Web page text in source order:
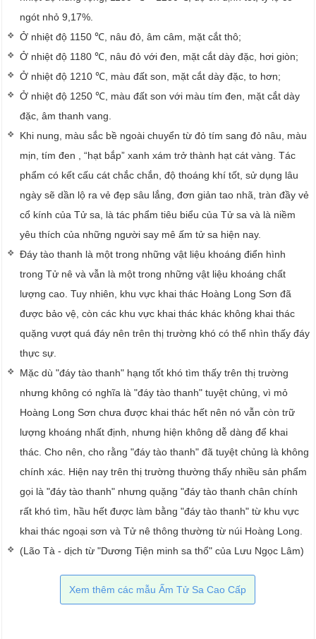
ngót nhỏ 9,17%.
Ở nhiệt độ 1150 ℃, nâu đỏ, âm câm, mặt cắt thô;
Ở nhiệt độ 1180 ℃, nâu đỏ với đen, mặt cắt dày đặc, hơi giòn;
Ở nhiệt độ 1210 ℃, màu đất son, mặt cắt dày đặc, to hơn;
Ở nhiệt độ 1250 ℃, màu đất son với màu tím đen, mặt cắt dày
đặc, âm thanh vang.
Khi nung, màu sắc bề ngoài chuyển từ đỏ tím sang đỏ nâu, màu
mịn, tím đen , “hạt bắp” xanh xám trở thành hạt cát vàng. Tác
phẩm có kết cấu cát chắc chắn, độ thoáng khí tốt, sử dụng lâu
ngày sẽ dần lộ ra vẻ đẹp sâu lắng, đơn giản tao nhã, tràn đầy vẻ
cổ kính của Tử sa, là tác phẩm tiêu biểu của Tử sa và là niềm
yêu thích của những người say mê ấm tử sa hiện nay.
Đáy tào thanh là một trong những vật liệu khoáng điển hình
trong Tử nê và vẫn là một trong những vật liệu khoáng chất
lượng cao. Tuy nhiên, khu vực khai thác Hoàng Long Sơn đã
được bảo vệ, còn các khu vực khai thác khác không khai thác
quặng vượt quá đáy nên trên thị trường khó có thể nhìn thấy đáy
thực sự.
Mặc dù "đáy tào thanh" hạng tốt khó tìm thấy trên thị trường
nhưng không có nghĩa là "đáy tào thanh" tuyệt chủng, vì mỏ
Hoàng Long Sơn chưa được khai thác hết nên nó vẫn còn trữ
lượng khoáng nhất định, nhưng hiện không dễ dàng để khai
thác. Cho nên, cho rằng "đáy tào thanh" đã tuyệt chủng là không
chính xác. Hiện nay trên thị trường thường thấy nhiều sản phẩm
gọi là "đáy tào thanh" nhưng quặng "đáy tào thanh chân chính
rất khó tìm, hầu hết được làm bằng "đáy tào thanh" từ khu vực
khai thác ngoại sơn và Tử nê thông thường từ núi Hoàng Long.
(Lão Tà - dịch từ "Dương Tiện minh sa thổ" của Lưu Ngọc Lâm)
Xem thêm các mẫu Ấm Tử Sa Cao Cấp